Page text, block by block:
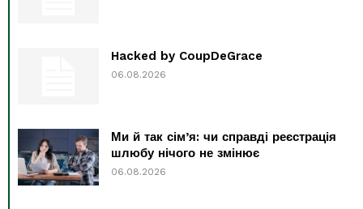
Hacked by CoupDeGrace
06.08.2026
Ми й так сім’я: чи справді реєстрація
шлюбу нічого не змінює
06.08.2026